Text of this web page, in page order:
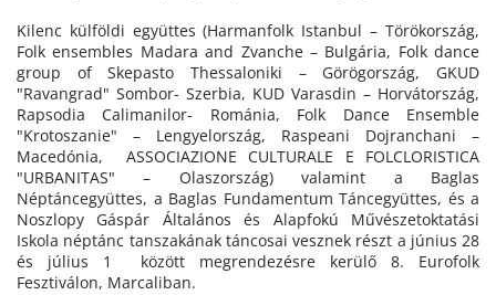
Kilenc külföldi együttes (Harmanfolk Istanbul – Törökország,
Folk ensembles Madara and Zvanche – Bulgária, Folk dance
group of Skepasto Thessaloniki – Görögország, GKUD
"Ravangrad" Sombor- Szerbia, KUD Varasdin – Horvátország,
Rapsodia Calimanilor- Románia, Folk Dance Ensemble
"Krotoszanie" – Lengyelország, Raspeani Dojranchani –
Macedónia, ASSOCIAZIONE CULTURALE E FOLCLORISTICA
"URBANITAS" – Olaszország) valamint a Baglas
Néptáncegyüttes, a Baglas Fundamentum Táncegyüttes, és a
Noszlopy Gáspár Általános és Alapfokú Művészetoktatási
Iskola néptánc tanszakának táncosai vesznek részt a június 28
és július 1 között megrendezésre kerülő 8. Eurofolk
Fesztiválon, Marcaliban.